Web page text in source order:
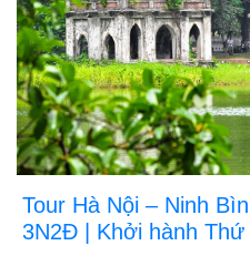
Tour Hà Nội – Ninh
3N2Đ | Khởi hành Thứ